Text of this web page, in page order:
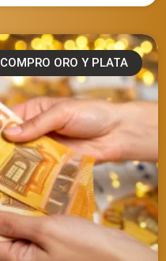
COMPRO ORO Y PLATA